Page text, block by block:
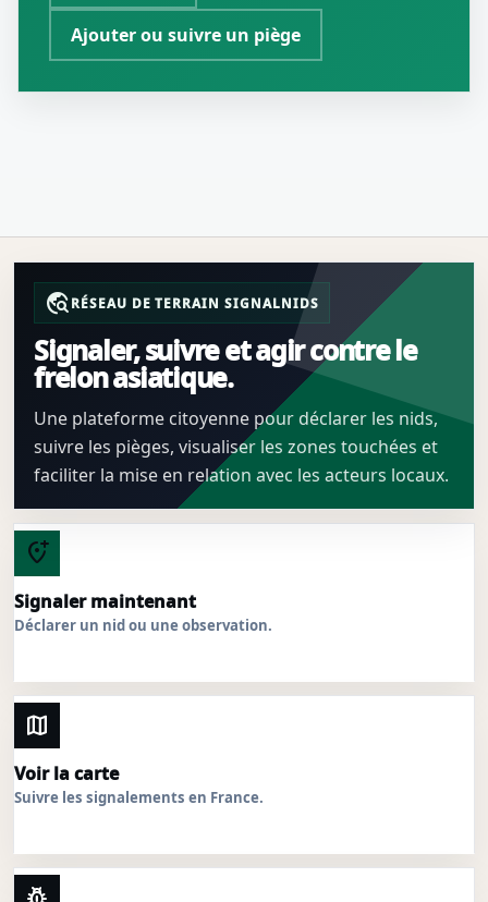
Ajouter ou suivre un piège
travel_exploreRÉSEAU DE TERRAIN SIGNALNIDS
Signaler, suivre et agir contre le
frelon asiatique.
Une plateforme citoyenne pour déclarer les nids,
suivre les pièges, visualiser les zones touchées et
faciliter la mise en relation avec les acteurs locaux.
add_location_alt
Signaler maintenant
Déclarer un nid ou une observation.
map
Voir la carte
Suivre les signalements en France.